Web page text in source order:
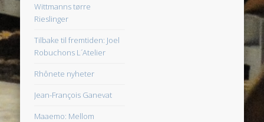
Wittmanns tørre
Rieslinger
Tilbake til fremtiden: Joel
Robuchons L´Atelier
Rhônete nyheter
Jean-François Ganevat
Maaemo: Mellom